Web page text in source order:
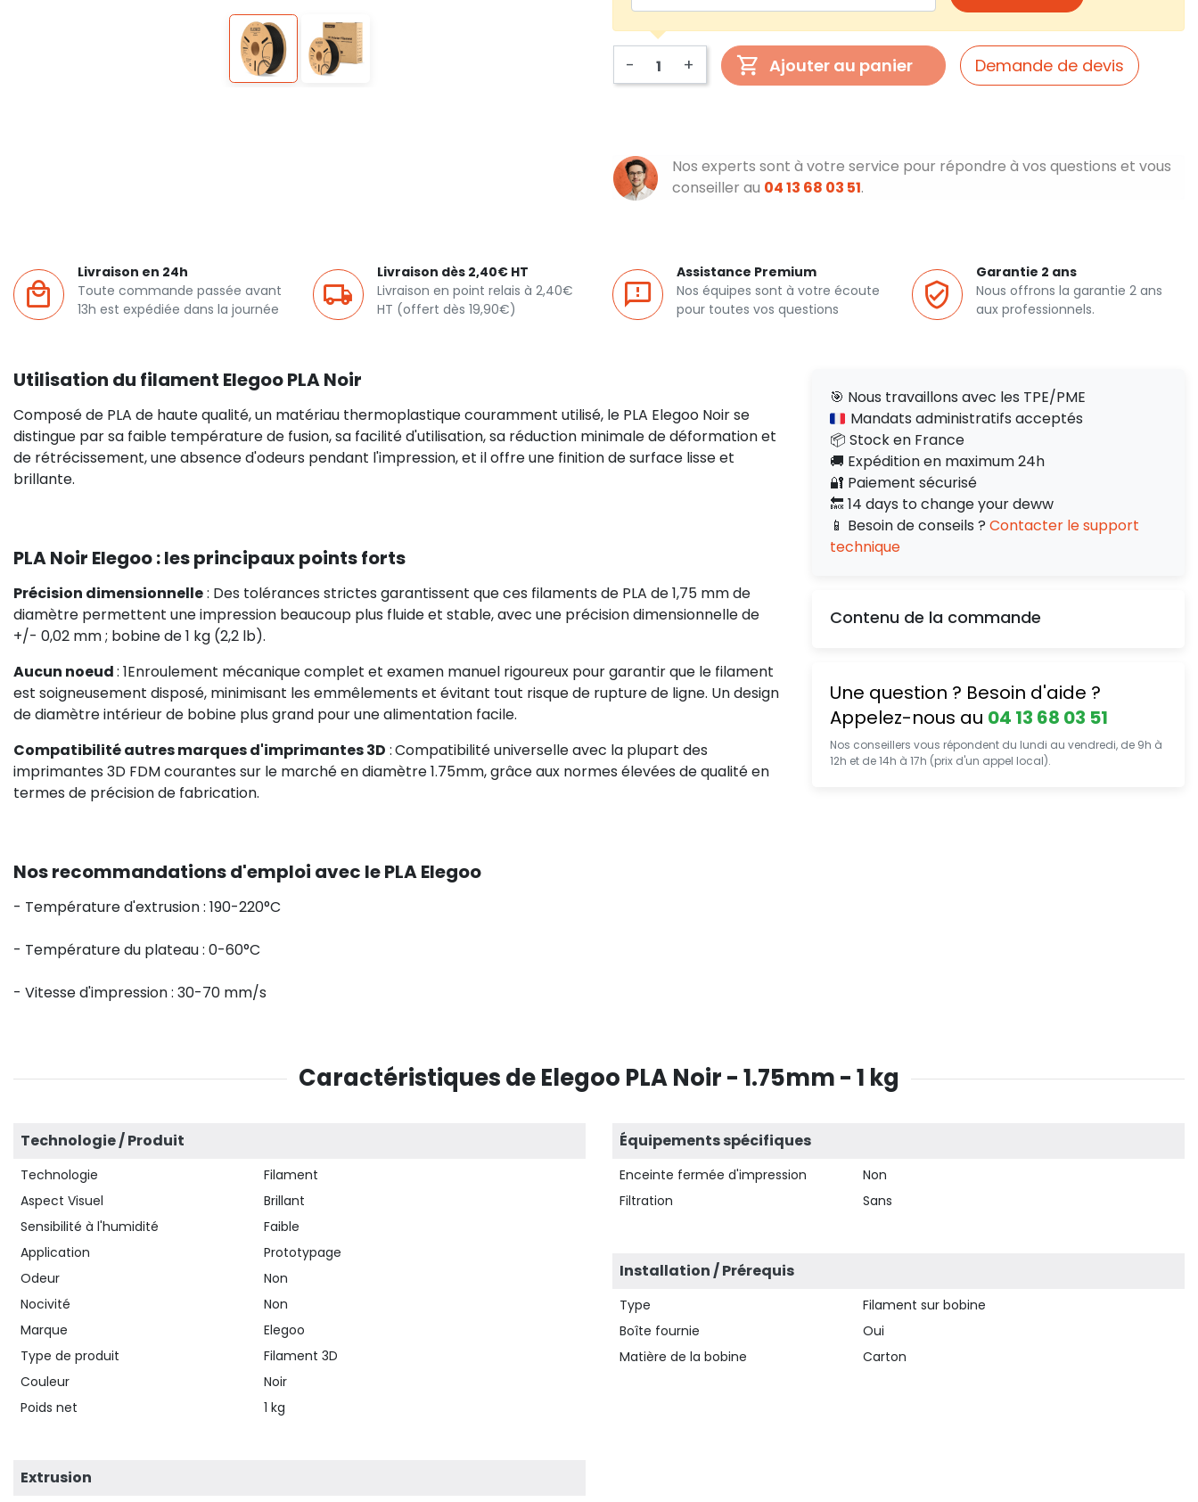
- + Ajouter au panier Demande de devis
Nos experts sont à votre service pour répondre à vos questions et vous
conseiller au 04 13 68 03 51.
Livraison en 24h
Toute commande passée avant
13h est expédiée dans la journée
Livraison dès 2,40€ HT
Livraison en point relais à 2,40€
HT (offert dès 19,90€)
Assistance Premium
Nos équipes sont à votre écoute
pour toutes vos questions
Garantie 2 ans
Nous offrons la garantie 2 ans
aux professionnels.
Utilisation du filament Elegoo PLA Noir
Composé de PLA de haute qualité, un matériau thermoplastique couramment utilisé, le PLA Elegoo Noir se
distingue par sa faible température de fusion, sa facilité d'utilisation, sa réduction minimale de déformation et
de rétrécissement, une absence d'odeurs pendant l'impression, et il offre une finition de surface lisse et
brillante.
PLA Noir Elegoo : les principaux points forts
Précision dimensionnelle: Des tolérances strictes garantissent que ces filaments de PLA de 1,75 mm de
diamètre permettent une impression beaucoup plus fluide et stable, avec une précision dimensionnelle de
+/- 0,02 mm ; bobine de 1 kg (2,2 lb).
Aucun noeud: ​1Enroulement mécanique complet et examen manuel rigoureux pour garantir que le filament
est soigneusement disposé, minimisant les emmêlements et évitant tout risque de rupture de ligne. Un design
de diamètre intérieur de bobine plus grand pour une alimentation facile.
Compatibilité autres marques d'imprimantes 3D :Compatibilité universelle avec la plupart des
imprimantes 3D FDM courantes sur le marché en diamètre 1.75mm, grâce aux normes élevées de qualité en
termes de précision de fabrication.
Nos recommandations d'emploi avec le PLA Elegoo
- Température d'extrusion : 190-220°C
- Température du plateau : 0-60°C
- Vitesse d'impression : 30-70 mm/s
🎯 Nous travaillons avec les TPE/PME
Mandats administratifs acceptés
📦 Stock en France
🚚 Expédition en maximum 24h
🔐 Paiement sécurisé
🔙 14 days to change your deww
📱 Besoin de conseils ? Contacter le support
technique
Contenu de la commande
Une question ? Besoin d'aide ?
Appelez-nous au 04 13 68 03 51
Nos conseillers vous répondent du lundi au vendredi, de 9h à
12h et de 14h à 17h (prix d'un appel local).
Caractéristiques de Elegoo PLA Noir - 1.75mm - 1 kg
Technologie / Produit
Technologie
Filament
Aspect Visuel
Brillant
Sensibilité à l'humidité
Faible
Application
Prototypage
Odeur
Non
Nocivité
Non
Marque
Elegoo
Type de produit
Filament 3D
Couleur
Noir
Poids net
1 kg
Extrusion
Équipements spécifiques
Enceinte fermée d'impression
Non
Filtration
Sans
Installation / Prérequis
Type
Filament sur bobine
Boîte fournie
Oui
Matière de la bobine
Carton